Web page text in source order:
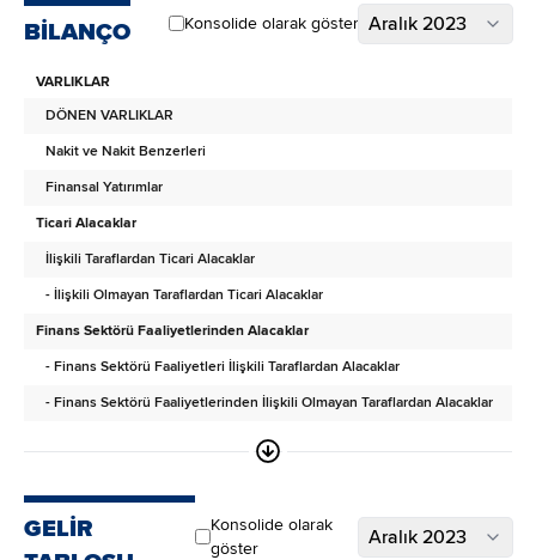
BİLANÇO Konsolide olarak göster Aralık 2023
VARLIKLAR
DÖNEN VARLIKLAR
Nakit ve Nakit Benzerleri
Finansal Yatırımlar
Ticari Alacaklar
İlişkili Taraflardan Ticari Alacaklar
- İlişkili Olmayan Taraflardan Ticari Alacaklar
Finans Sektörü Faaliyetlerinden Alacaklar
- Finans Sektörü Faaliyetleri İlişkili Taraflardan Alacaklar
- Finans Sektörü Faaliyetlerinden İlişkili Olmayan Taraflardan Alacaklar
GELİR
Konsolide olarak
göster
Aralık 2023